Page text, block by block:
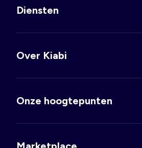
Diensten
Over Kiabi
Onze hoogtepunten